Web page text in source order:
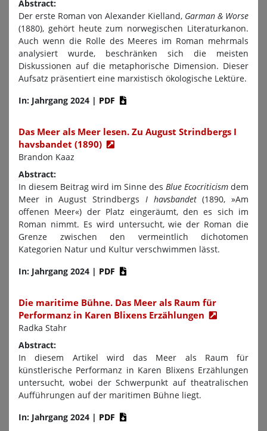
Abstract:
Der erste Roman von Alexander Kielland, Garman & Worse
(1880), gehört heute zum norwegischen Literaturkanon.
Auch wenn die Rolle des Meeres im Roman mehrmals
analysiert wurde, beschränken sich die meisten
Diskussionen auf die metaphorische Dimension. Dieser
Aufsatz präsentiert eine marxistisch ökologische Lektüre.
In: Jahrgang 2024 | PDF
Das Meer als Meer lesen. Zu August Strindbergs I
havsbandet (1890)
Brandon Kaaz
Abstract:
In diesem Beitrag wird im Sinne des Blue Ecocriticism dem
Meer in August Strindbergs I havsbandet(1890, »Am
offenen Meer«) der Platz eingeräumt, den es sich im
Roman nimmt. Es wird untersucht, wie der Roman die
Grenze zwischen den vermeintlich dichotomen
Kategorien Natur und Kultur verschwimmen lässt.
In: Jahrgang 2024 | PDF
Die maritime Bühne. Das Meer als Raum für
Performanz in Karen Blixens Erzählungen
Radka Stahr
Abstract:
In diesem Artikel wird das Meer als Raum für
künstlerische Performanz in Karen Blixens Erzählungen
untersucht, wobei der Schwerpunkt auf theatralischen
Aufführungen auf der maritimen Bühne liegt.
In: Jahrgang 2024 | PDF